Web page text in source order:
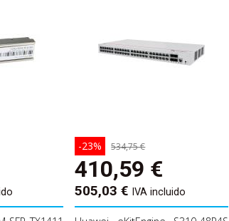
-23% 534,75 €
410,59 €
505,03 € IVA incluido